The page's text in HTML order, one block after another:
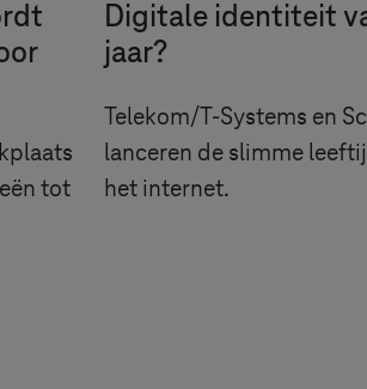
tot
Digitale identiteit
jaar?
Telekom/T-Systems en
lanceren de slimme
het internet.